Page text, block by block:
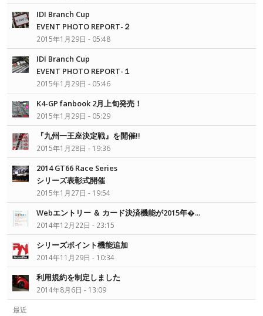
IDI Branch Cup
EVENT PHOTO REPORT-２
2015年1月29日 - 05:48
IDI Branch Cup
EVENT PHOTO REPORT-１
2015年1月29日 - 05:46
K4-GP fanbook 2月上旬発売！
2015年1月29日 - 05:29
『九州一王座決定戦』を開催!!
2015年1月28日 - 19:36
2014 GT66 Race Series
シリーズ表彰式開催
2015年1月27日 - 19:54
Webエントリー ＆ カード決済機能が2015年�...
2014年12月22日 - 23:15
シリーズポイント機能追加
2014年11月29日 - 10:34
利用規約を制定しました
2014年8月6日 - 13:09
最近